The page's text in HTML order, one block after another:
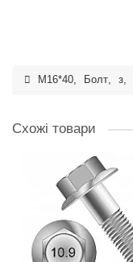
M16*40, Болт, з,
Схожі товари